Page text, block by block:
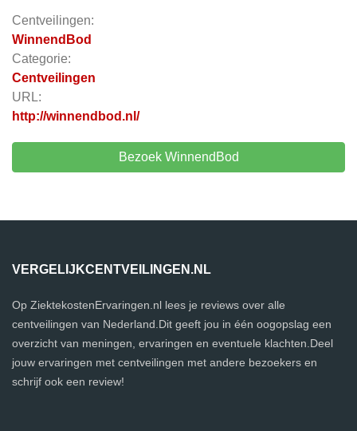
Centveilingen:
WinnendBod
Categorie:
Centveilingen
URL:
http://winnendbod.nl/
Bezoek WinnendBod
VERGELIJKCENTVEILINGEN.NL
Op ZiektekostenErvaringen.nl lees je reviews over alle
centveilingen van Nederland.Dit geeft jou in één oogopslag een
overzicht van meningen, ervaringen en eventuele klachten.Deel
jouw ervaringen met centveilingen met andere bezoekers en
schrijf ook een review!